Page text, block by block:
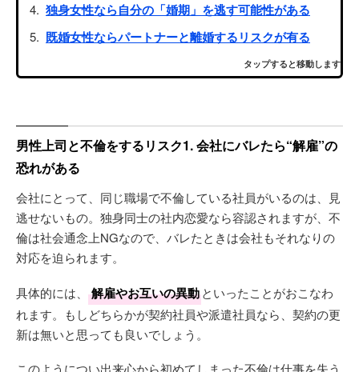
独身女性なら自分の「婚期」を逃す可能性がある
既婚女性ならパートナーと離婚するリスクが有る
タップすると移動します
男性上司と不倫をするリスク1. 会社にバレたら“解雇”の
恐れがある
会社にとって、同じ職場で不倫している社員がいるのは、見
逃せないもの。独身同士の社内恋愛なら容認されますが、不
倫は社会通念上NGなので、バレたときは会社もそれなりの
対応を迫られます。
具体的には、 解雇やお互いの異動といったことがおこなわ
れます。もしどちらかが契約社員や派遣社員なら、契約の更
新は無いと思っても良いでしょう。
このようについ出来心から初めてしまった不倫は仕事を失う